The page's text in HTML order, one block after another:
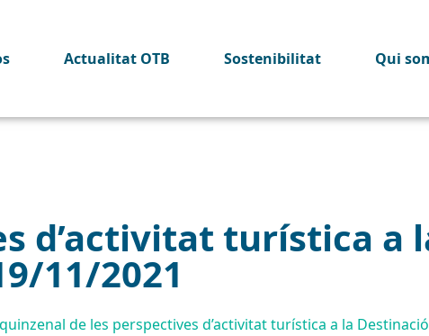
Actualitat OTB Sostenibilitat Qui
d’activitat turística a
11/2021
quinzenal de les perspectives d’activitat turística a la